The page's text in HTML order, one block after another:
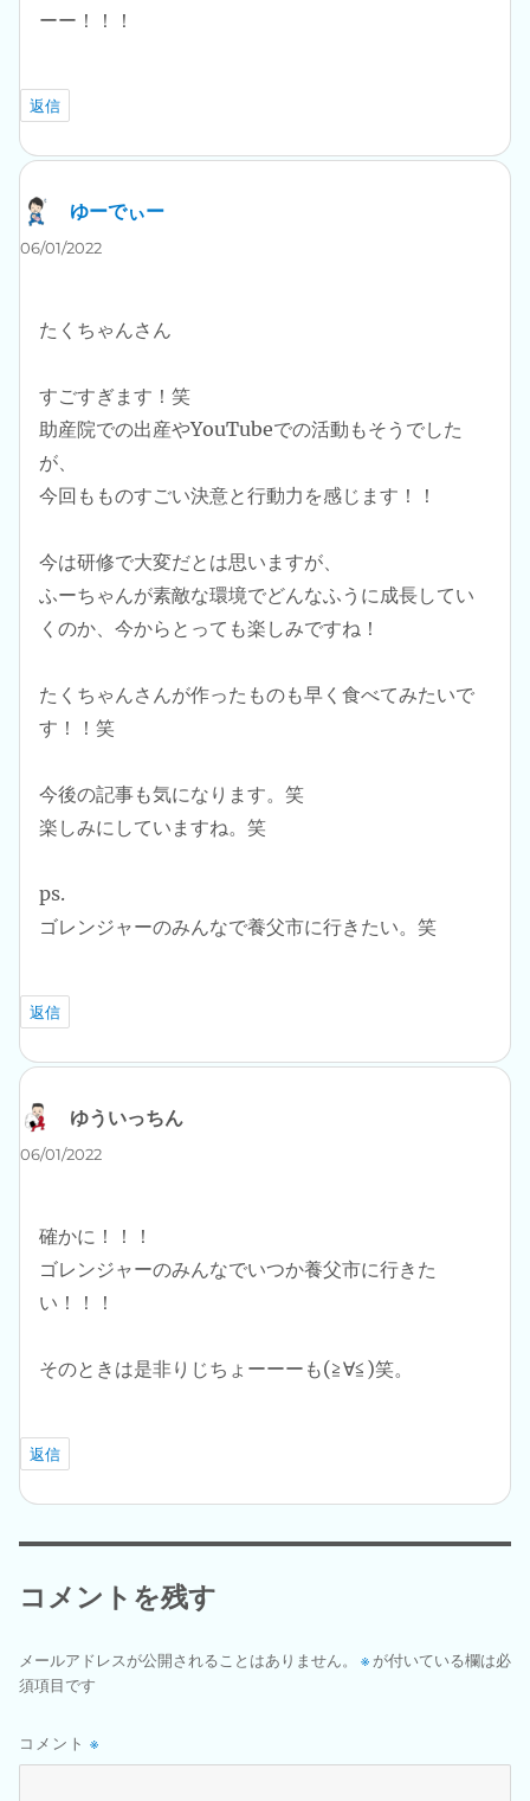
ーー！！！
返信
ゆーでぃー
06/01/2022
たくちゃんさん
すごすぎます！笑
助産院での出産やYouTubeでの活動もそうでした
が、
今回もものすごい決意と行動力を感じます！！
今は研修で大変だとは思いますが、
ふーちゃんが素敵な環境でどんなふうに成長してい
くのか、今からとっても楽しみですね！
たくちゃんさんが作ったものも早く食べてみたいで
す！！笑
今後の記事も気になります。笑
楽しみにしていますね。笑
ps.
ゴレンジャーのみんなで養父市に行きたい。笑
返信
ゆういっちん
06/01/2022
確かに！！！
ゴレンジャーのみんなでいつか養父市に行きた
い！！！
そのときは是非りじちょーーーも(≧∀≦)笑。
返信
コメントを残す
メールアドレスが公開されることはありません。 ※ が付いている欄は必
須項目です
コメント ※